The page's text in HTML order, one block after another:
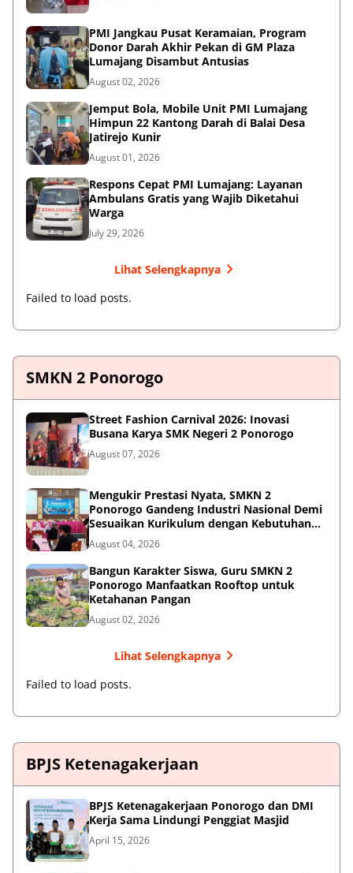
PMI Jangkau Pusat Keramaian, Program
Donor Darah Akhir Pekan di GM Plaza
Lumajang Disambut Antusias
August 02, 2026
Jemput Bola, Mobile Unit PMI Lumajang
Himpun 22 Kantong Darah di Balai Desa
Jatirejo Kunir
August 01, 2026
Respons Cepat PMI Lumajang: Layanan
Ambulans Gratis yang Wajib Diketahui
Warga
July 29, 2026
Lihat Selengkapnya
Failed to load posts.
SMKN 2 Ponorogo
Street Fashion Carnival 2026: Inovasi
Busana Karya SMK Negeri 2 Ponorogo
August 07, 2026
Mengukir Prestasi Nyata, SMKN 2
Ponorogo Gandeng Industri Nasional Demi
Sesuaikan Kurikulum dengan Kebutuhan
Dunia Kerja
August 04, 2026
Bangun Karakter Siswa, Guru SMKN 2
Ponorogo Manfaatkan Rooftop untuk
Ketahanan Pangan
August 02, 2026
Lihat Selengkapnya
Failed to load posts.
BPJS Ketenagakerjaan
BPJS Ketenagakerjaan Ponorogo dan DMI
Kerja Sama Lindungi Penggiat Masjid
April 15, 2026